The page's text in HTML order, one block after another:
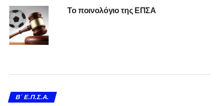
Το ποινολόγιο της ΕΠΣΑ
Β΄ Ε.Π.Σ.Α.